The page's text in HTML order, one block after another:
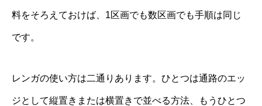
料をそろえておけば、1区画でも数区画でも手順は同じ
です。
レンガの使い方は二通りあります。ひとつは通路のエッ
ジとして縦置きまたは横置きで並べる方法、もうひとつ